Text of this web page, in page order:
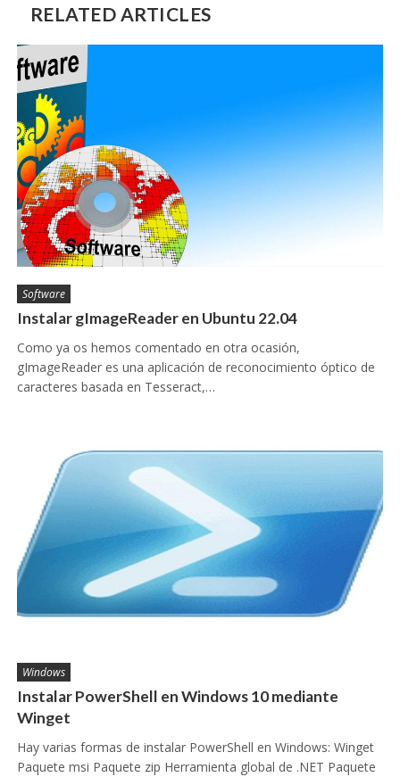
RELATED ARTICLES
Software
Instalar gImageReader en Ubuntu 22.04
Como ya os hemos comentado en otra ocasión,
gImageReader es una aplicación de reconocimiento óptico de
caracteres basada en Tesseract,…
Windows
Instalar PowerShell en Windows 10 mediante
Winget
Hay varias formas de instalar PowerShell en Windows: Winget
Paquete msi Paquete zip Herramienta global de .NET Paquete